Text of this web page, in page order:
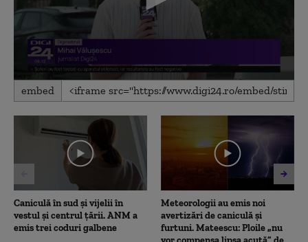
0
seconds
1
minute,
embed
Caniculă în sud și vijelii în
vestul și centrul țării. ANM a
emis trei coduri galbene
Meteorologii au emis noi
avertizări de caniculă și
furtuni. Mateescu: Ploile „nu